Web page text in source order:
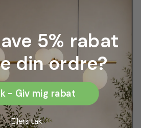
5% rabat
din ordre?
- Giv mig rabat
Ellers tak